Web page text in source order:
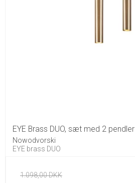
EYE Brass DUO, sæt med 2 pendler
Nowodvorski
EYE brass DUO
1.098,00 DKK